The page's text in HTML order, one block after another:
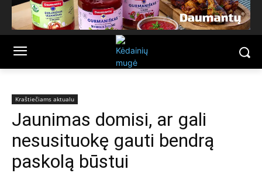
Kraštiečiams aktualu
Jaunimas domisi, ar gali
nesusituokę gauti bendrą
paskolą būstui